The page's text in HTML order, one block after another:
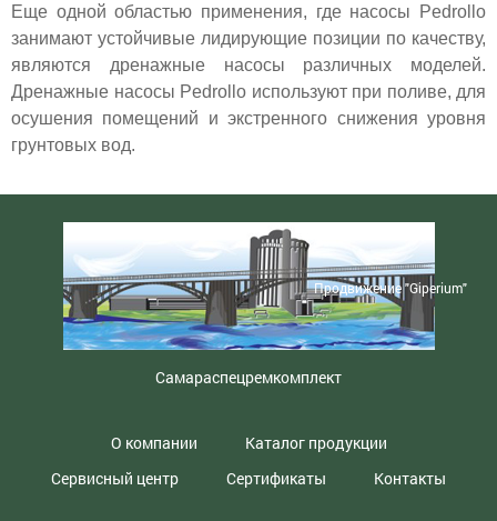
Еще одной областью применения, где насосы Рedrollo
занимают устойчивые лидирующие позиции по качеству,
являются дренажные насосы различных моделей.
Дренажные насосы Рedrollo используют при поливе, для
осушения помещений и экстренного снижения уровня
грунтовых вод.
Самараспецремкомплект
О компании
Каталог продукции
Сервисный центр
Сертификаты Контакты
Продвижение "Giperium"